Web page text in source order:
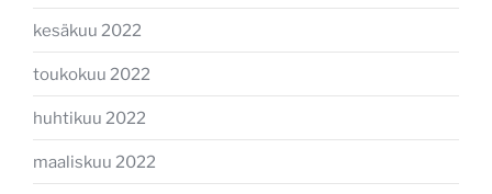
kesäkuu 2022
toukokuu 2022
huhtikuu 2022
maaliskuu 2022